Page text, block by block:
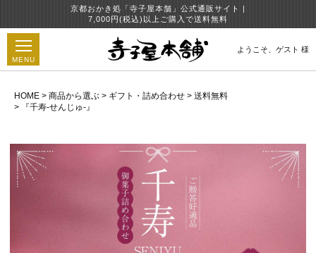
京都おかき処「寺子屋本舗」公式通販サイト |
7,000円(税込)以上ご購入で送料無料
MENU
ようこそ、 ゲスト 様
HOME 商品から選ぶ ギフト・詰め合わせ
送料無料
『千寿-せんじゅ-』